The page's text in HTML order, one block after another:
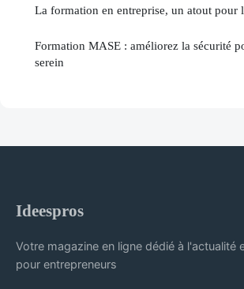
La formation en entreprise, un atout pour
Formation MASE : améliorez la sécurité
serein
Ideespros
Votre magazine en ligne dédié à l'actualité
pour entrepreneurs